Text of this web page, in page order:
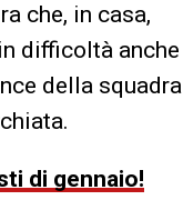
che, in casa,
difficoltà anche
della squadra
di gennaio!